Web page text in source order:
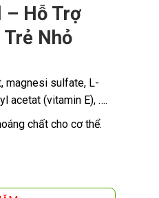
– Hỗ Trợ
Nhỏ
magnesi sulfate, L-
acetat (vitamin E), ….
chất cho cơ thể.